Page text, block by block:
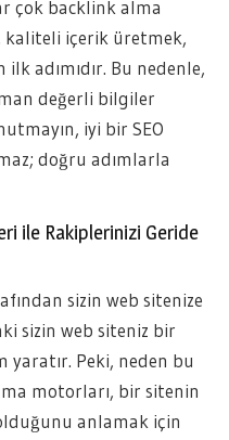
çok backlink alma
kaliteli içerik üretmek,
adımıdır. Bu nedenle,
değerli bilgiler
iyi bir SEO
doğru adımlarla
ile Rakiplerinizi Geride
sizin web sitenize
sizin web siteniz bir
Peki, neden bu
motorları, bir sitenin
anlamak için